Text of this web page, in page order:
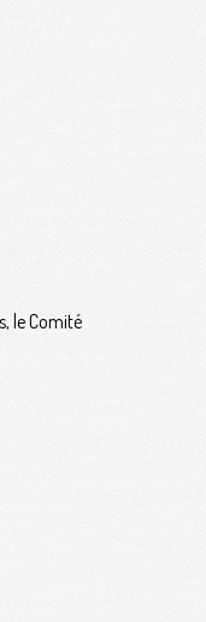
le Comité